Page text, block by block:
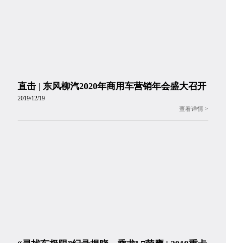
直击 | 东风柳汽2020年商用车营销年会盛大召开
2019/12/19